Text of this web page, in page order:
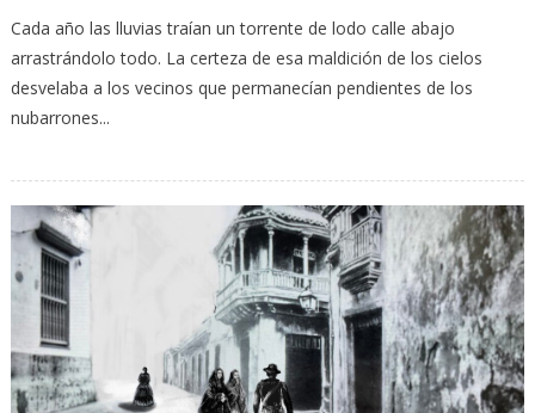
Cada año las lluvias traían un torrente de lodo calle abajo
arrastrándolo todo. La certeza de esa maldición de los cielos
desvelaba a los vecinos que permanecían pendientes de los
nubarrones...